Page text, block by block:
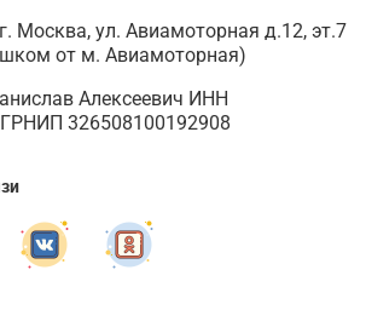
Москва, ул. Авиамоторная д.12, эт.7
от м. Авиамоторная)
Алексеевич ИНН
326508100192908